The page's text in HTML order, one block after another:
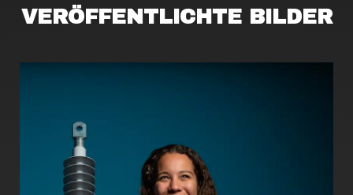
VERÖFFENTLICHTE BILDER